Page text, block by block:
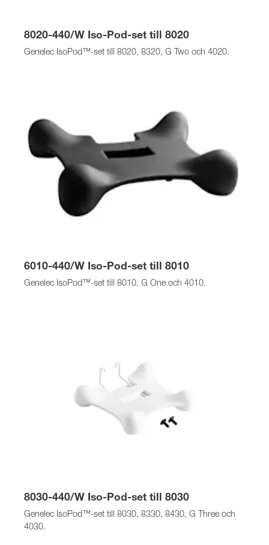
8020-440/W Iso-Pod-set till 8020
Genelec IsoPod™-set till 8020, 8320, G Two och 4020.
6010-440/W Iso-Pod-set till 8010
Genelec IsoPod™-set till 8010, G One och 4010.
8030-440/W Iso-Pod-set till 8030
Genelec IsoPod™-set till 8030, 8330, 8430, G Three och
4030.